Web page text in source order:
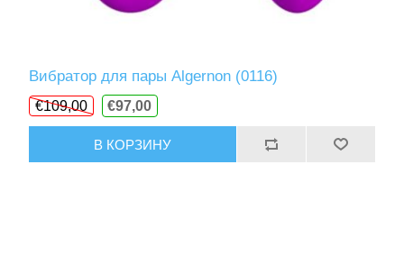
Вибратор для пары Algernon (0116)
€109,00 €97,00
В КОРЗИНУ